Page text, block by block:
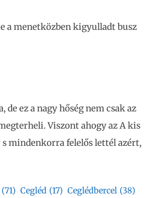
a menetközben kigyulladt busz
de ez a nagy hőség nem csak az
Viszont ahogy az A kis
s mindenkorra felelős lettél azért,
(71) Cegléd (17) Ceglédbercel (38)